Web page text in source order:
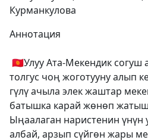
Курманкулова
Аннотация
🇰🇬Улуу Ата-Мекендик согуш
толгус чоң жоготууну алып
гүлү ачыла элек жаштар
батышка карай жөнөп
Ыңаалаган наристенин үнүн
албай, арзып сүйгөн жары